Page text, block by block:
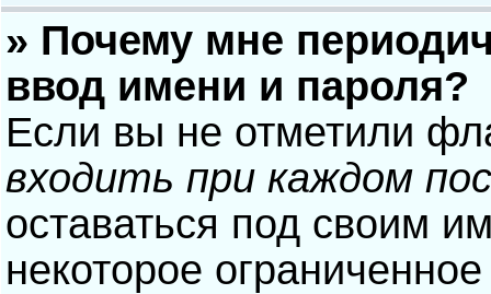
» Почему мне
ввод имени и пароля?
Если вы не отметили
входить при каждом
оставаться под своим
некоторое